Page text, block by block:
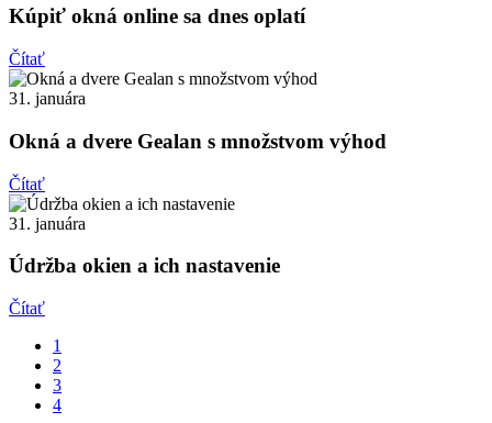
Kúpiť okná online sa dnes oplatí
Čítať
31. januára
Okná a dvere Gealan s množstvom výhod
Čítať
31. januára
Údržba okien a ich nastavenie
Čítať
1
2
3
4